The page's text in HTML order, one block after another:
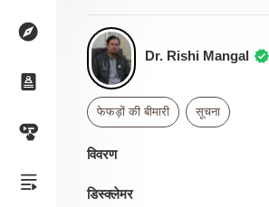
Dr. Rishi Mangal
फेफड़ों की बीमारी सूचना
विवरण
डिस्क्लेमर